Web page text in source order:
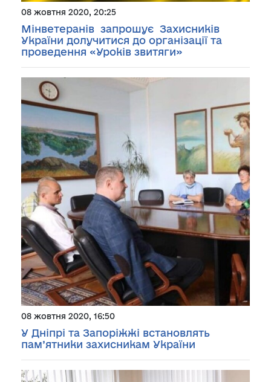
08 жовтня 2020, 20:25
Мінветеранів запрошує Захисників
України долучитися до організації та
проведення «Уроків звитяги»
08 жовтня 2020, 16:50
У Дніпрі та Запоріжжі встановлять
пам’ятники захисникам України